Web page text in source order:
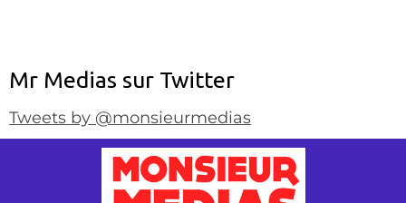
Mr Medias sur Twitter
Tweets by @monsieurmedias